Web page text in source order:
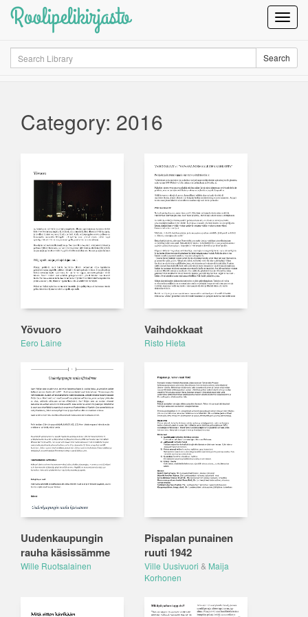
Roolipelikirjasto
Search Search
Category: 2016
Yövuoro
Eero Laine
Vaihdokkaat
Risto Hieta
Uudenkaupungin
rauha käsissämme
Wille Ruotsalainen
Pispalan punainen
ruuti 1942
Ville Uusivuori & Maija
Korhonen